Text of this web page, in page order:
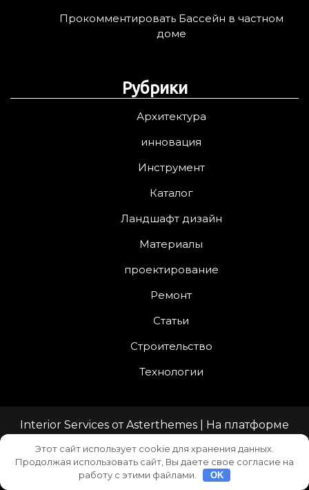
Прокомментировать Бассейн в частном
доме
Рубрики
Архитектура
инновация
Инструмент
Каталог
Ландшафт дизайн
Материалы
проектирование
Ремонт
Статьи
Строительство
Технологии
Interior Services отAsterthemes | На платформе
Facebook
TwitterInstagram
LinkedInYouTube
Этот сайт использует cookie для хранения данных.
Продолжая использовать сайт, Вы даете свое согласие на
работу с этими файлами.
OK